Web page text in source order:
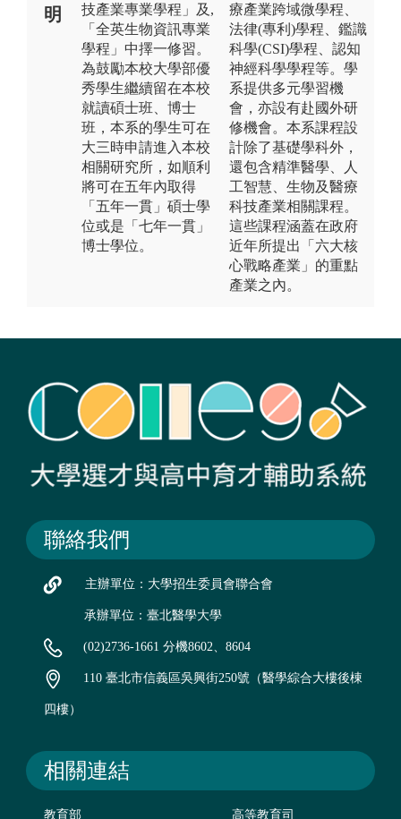
明
技產業專業學程」及,
「全英生物資訊專業
學程」中擇一修習。
為鼓勵本校大學部優
秀學生繼續留在本校
就讀碩士班、博士
班，本系的學生可在
大三時申請進入本校
相關研究所，如順利
將可在五年內取得
「五年一貫」碩士學
位或是「七年一貫」
博士學位。
療產業跨域微學程、
法律(專利)學程、鑑識
科學(CSI)學程、認知
神經科學學程等。學
系提供多元學習機
會，亦設有赴國外研
修機會。本系課程設
計除了基礎學科外，
還包含精準醫學、人
工智慧、生物及醫療
科技產業相關課程。
這些課程涵蓋在政府
近年所提出「六大核
心戰略產業」的重點
產業之內。
聯絡我們
主辦單位：大學招生委員會聯合會
承辦單位：臺北醫學大學
(02)2736-1661 分機8602、8604
110 臺北市信義區吳興街250號（醫學綜合大樓後棟
四樓）
相關連結
教育部 高等教育司